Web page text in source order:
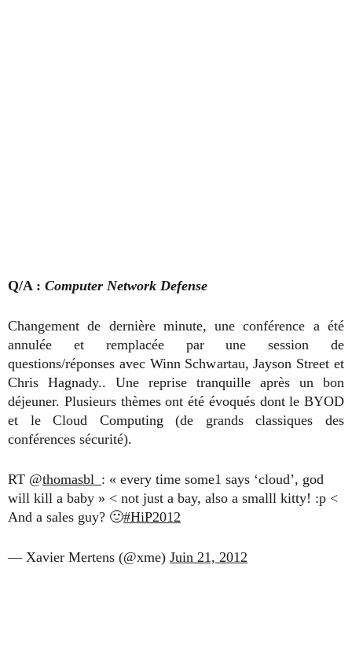
Q/A : Computer Network Defense
Changement de dernière minute, une conférence a été
annulée et remplacée par une session de
questions/réponses avec Winn Schwartau, Jayson Street et
Chris Hagnady.. Une reprise tranquille après un bon
déjeuner. Plusieurs thèmes ont été évoqués dont le BYOD
et le Cloud Computing (de grands classiques des
conférences sécurité).
RT @thomasbl_ : « every time some1 says ‘cloud’, god
will kill a baby » < not just a bay, also a smalll kitty! :p <
And a sales guy? 🙂#HiP2012
— Xavier Mertens (@xme) Juin 21, 2012